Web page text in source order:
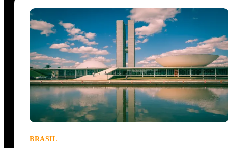
BRASIL